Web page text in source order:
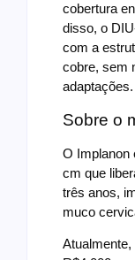
cobertura
disso, o
com a
cobre, sem
adaptações.
Sobre o
O Implanon
cm que
três anos,
muco